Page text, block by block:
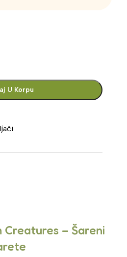
U Korpu
Creatures – Šareni